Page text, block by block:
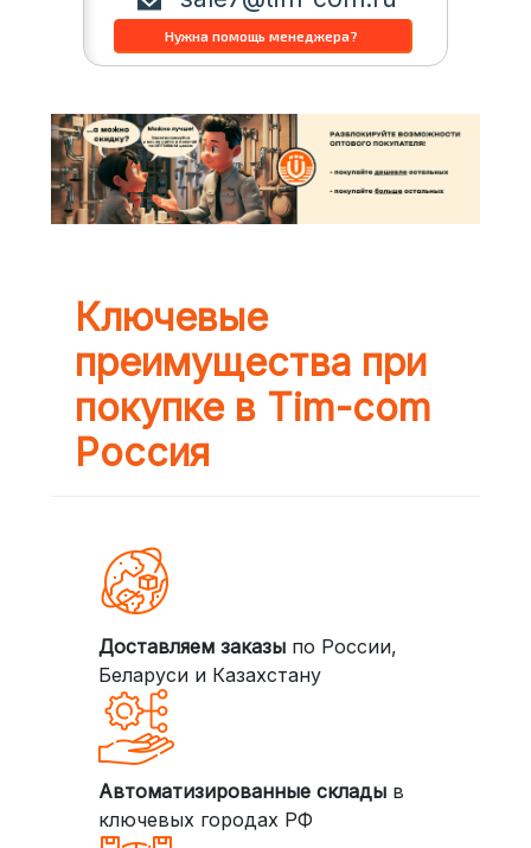
Ключевые
преимущества при
покупке в Tim-com
Россия
Доставляем заказыпо России,
Беларуси и Казахстану
Автоматизированные складыв
ключевых городах РФ